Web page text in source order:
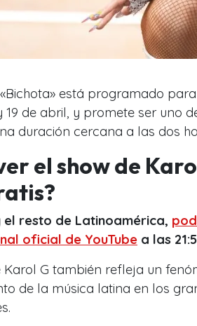
está programado
19 de abril, y promete ser uno
duración cercana a las dos
el show de
el resto de Latinoamérica,
oficial de YouTube a las
Karol G también refleja un
de la música latina en los